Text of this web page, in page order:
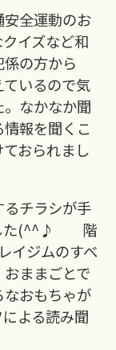
全運動のお
イズなど和
の方から
いるので気
なかなか聞
報を聞くこ
おられまし
チラシが手
した(^^♪ 階
イジムのすべ
ままごとで
おもちゃが
よる読み聞